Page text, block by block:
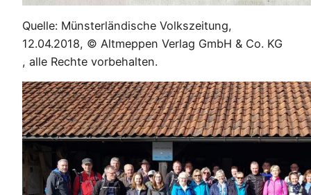
Quelle: Münsterländische Volkszeitung,
12.04.2018, © Altmeppen Verlag GmbH & Co. KG
, alle Rechte vorbehalten.